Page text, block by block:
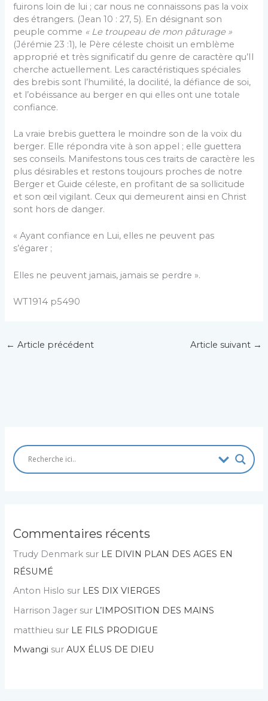
fuirons loin de lui ; car nous ne connaissons pas la voix
des étrangers. (Jean 10 : 27, 5). En désignant son
peuple comme « Le troupeau de mon pâturage »
(Jérémie 23 :1), le Père céleste choisit un emblème
approprié et très significatif du genre de caractère qu’Il
cherche actuellement. Les caractéristiques spéciales
des brebis sont l’humilité, la docilité, la défiance de soi,
et l’obéissance au berger en qui elles ont une totale
confiance.
La vraie brebis guettera le moindre son de la voix du
berger. Elle répondra vite à son appel ; elle guettera
ses conseils. Manifestons tous ces traits de caractère les
plus désirables et restons toujours proches de notre
Berger et Guide céleste, en profitant de sa sollicitude
et son œil vigilant. Ceux qui demeurent ainsi en Christ
sont hors de danger.
« Ayant confiance en Lui, elles ne peuvent pas
s’égarer ;
Elles ne peuvent jamais, jamais se perdre ».
WT1914 p5490
← Article précédent Article suivant →
Commentaires récents
Trudy Denmark sur LE DIVIN PLAN DES AGES EN
RÉSUMÉ
Anton Hislo sur LES DIX VIERGES
Harrison Jager sur L’IMPOSITION DES MAINS
matthieu sur LE FILS PRODIGUE
Mwangi surAUX ÉLUS DE DIEU